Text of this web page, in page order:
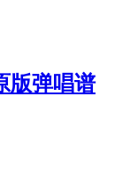
版弹唱谱